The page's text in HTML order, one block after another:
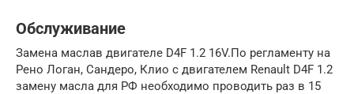
Обслуживание
Замена маслав двигателе D4F 1.2 16V.По регламенту на
Рено Логан, Сандеро, Клио с двигателем Renault D4F 1.2
замену масла для РФ необходимо проводить раз в 15